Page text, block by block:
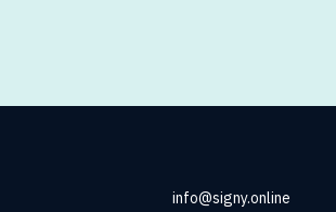
info@signy.online